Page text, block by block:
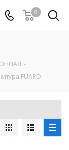
0
-
FUARO